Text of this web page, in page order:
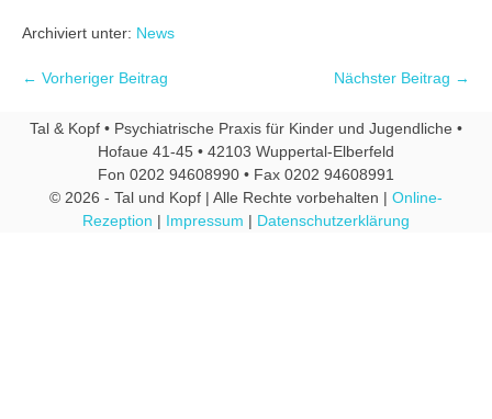
Archiviert unter: News
← Vorheriger Beitrag Nächster Beitrag →
Tal & Kopf • Psychiatrische Praxis für Kinder und Jugendliche •
Hofaue 41-45 • 42103 Wuppertal-Elberfeld
Fon 0202 94608990 • Fax 0202 94608991
© 2026 - Tal und Kopf | Alle Rechte vorbehalten | Online-
Rezeption | Impressum | Datenschutzerklärung